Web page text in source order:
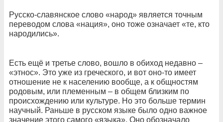
Русско-славянское слово «народ» является точным
переводом слова «нация», оно тоже означает «те, кто
народились».
Есть ещё и третье слово, вошло в обиход недавно –
«этнос». Это уже из греческого, и вот оно-то имеет
отношение не к населению вообще, а к общностям
родовым, или племенным – в общем близким по
происхождению или культуре. Но это больше термин
научный. Раньше в русском языке было одно важное
значение этого самого «языка». Оно обозначало